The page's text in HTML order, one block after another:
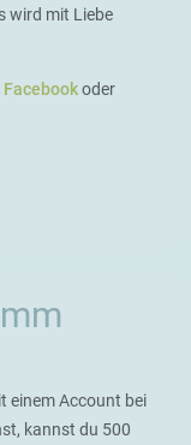
wird mit Liebe
Facebookoder
einem Account bei
kannst du 500